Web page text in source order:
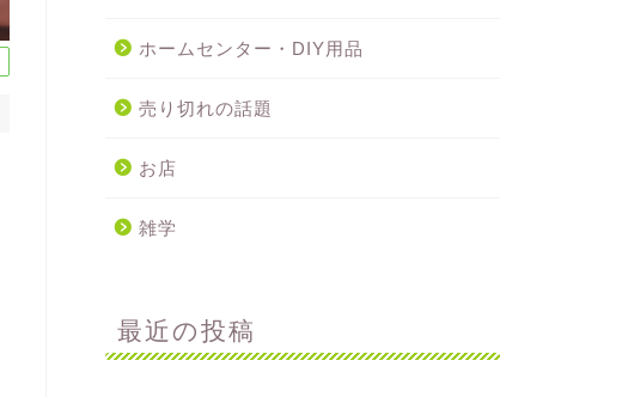
ホームセンター・DIY用品
売り切れの話題
お店
雑学
最近の投稿